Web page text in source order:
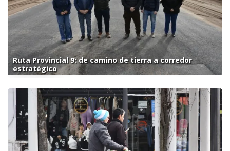
Ruta Provincial 9: de camino de tierra a corredor
estratégico